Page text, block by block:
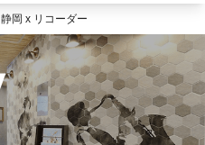
静岡 x リコーダー